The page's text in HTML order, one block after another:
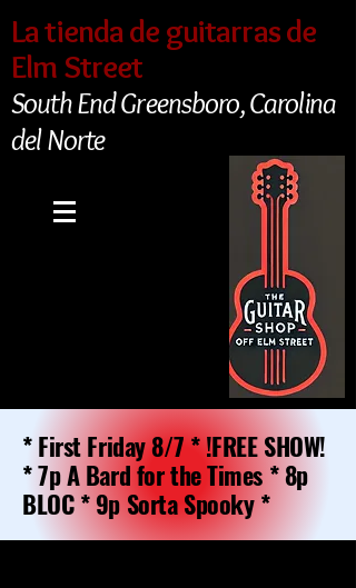
La tienda de guitarras de
Elm Street
South End Greensboro, Carolina
del Norte
* First Friday 8/7 * !FREE SHOW!
* 7p A Bard for the Times * 8p
BLOC * 9p Sorta Spooky *